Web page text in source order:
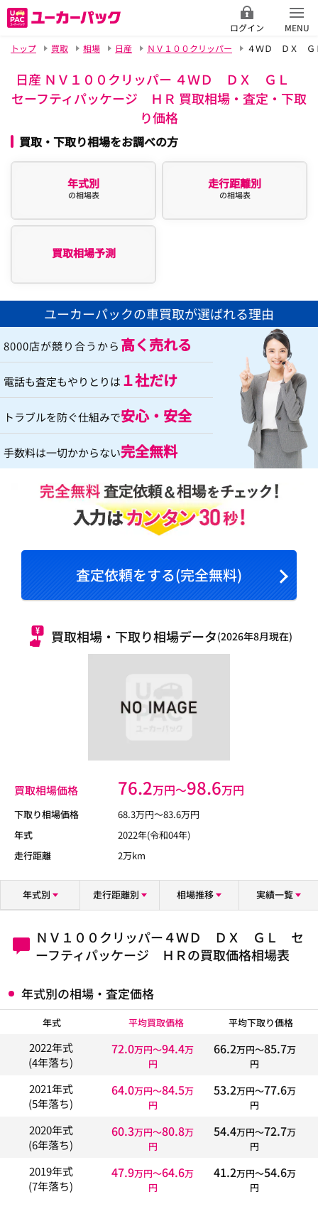
ログイン
MENU
トップ
買取 相場 日産 ＮＶ１００クリッパー ４ＷＤ ＤＸ Ｇ
日産 ＮＶ１００クリッパー ４ＷＤ ＤＸ ＧＬ
セーフティパッケージ ＨＲ 買取相場・査定・下取
り価格
買取・下取り相場をお調べの方
年式別
の相場表
走行距離別
の相場表
買取相場予測
ユーカーパックの車買取が選ばれる理由
8000店が競り合うから 高く売れる
電話も査定もやりとりは １社だけ
トラブルを防ぐ仕組みで安心・安全
手数料は一切かからない完全無料
査定依頼をする(完全無料)
買取相場・下取り相場データ(2026年8月現在)
買取相場価格 76.2万円〜98.6万円
下取り相場価格 68.3万円〜83.6万円
年式
2022年(令和04年)
走行距離
2万km
年式別 走行距離別 相場推移 実績一覧
ＮＶ１００クリッパー４ＷＤ ＤＸ ＧＬ セ
ーフティパッケージ ＨＲの買取価格相場表
年式別の相場・査定価格
年式 平均買取価格 平均下取り価格
2022年式
(4年落ち)
72.0万円〜94.4万
円
66.2万円〜85.7万
円
2021年式
(5年落ち)
64.0万円〜84.5万
円
53.2万円〜77.6万
円
2020年式
(6年落ち)
60.3万円〜80.8万
円
54.4万円〜72.7万
円
2019年式
(7年落ち)
47.9万円〜64.6万
円
41.2万円〜54.6万
円